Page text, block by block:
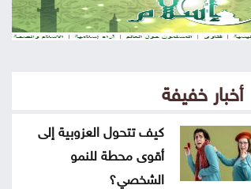
الشيباني: زعزعة الأمن لن تثنينا عن
ترامب: أعتقد أن حرب إيران ستنتهي
قريبا جدا
بلدية جرش الكبرى: تكليف الحوامدة
أخبار خفيفة
كيف تتحول العزوبية إلى
أقوى محطة للنمو
الشخصي؟